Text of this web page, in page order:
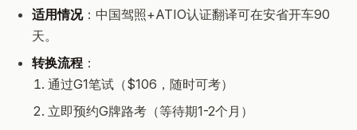
适用情况：中国驾照+ATIO认证翻译可在安省开车90
天。
转换流程 ：
通过G1笔试（$106，随时可考）
立即预约G牌路考（等待期1-2个月）